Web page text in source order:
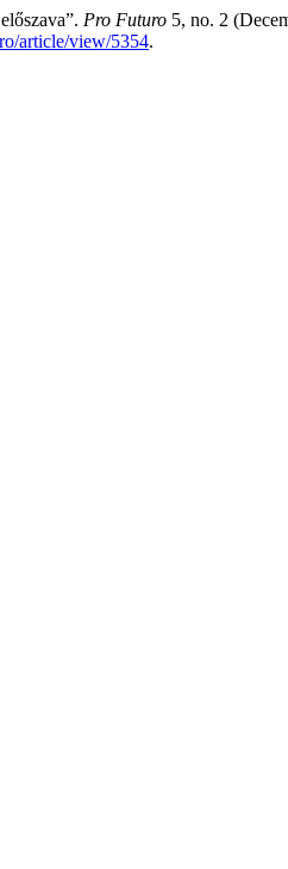
Pro Futuro 5, no. 2
article/view/5354.